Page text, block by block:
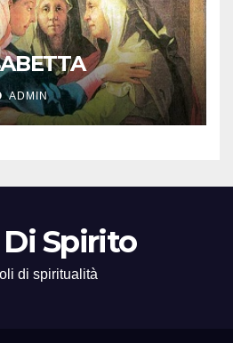
ADMIN
Spirito
di spiritualità